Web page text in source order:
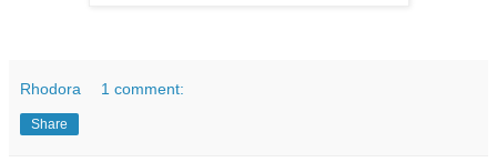
Rhodora 1 comment:
Share